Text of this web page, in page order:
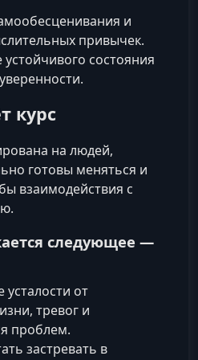
и
привычек.
состояния
курс
на людей,
готовы меняться и
взаимодействия с
следующее —
от
тревог и
проблем.
застревать в